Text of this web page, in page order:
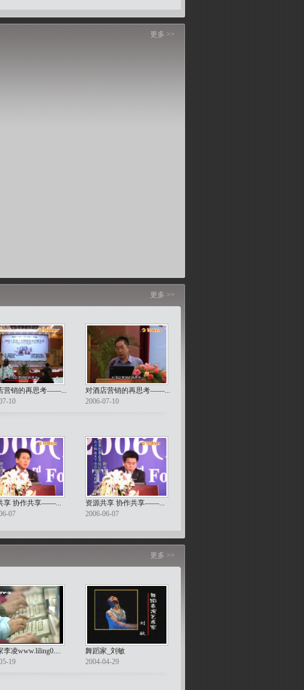
更多 >>
更多 >>
营销的再思考――...
10
对酒店营销的再思考――...
2006-07-10
享 协作共享――...
07
资源共享 协作共享――...
2006-06-07
更多 >>
李凌www.liling0....
19
舞蹈家_刘敏
2004-04-29